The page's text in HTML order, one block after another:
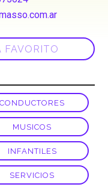
CONDUCTORES
MUSICOS
INFANTILES
SERVICIOS